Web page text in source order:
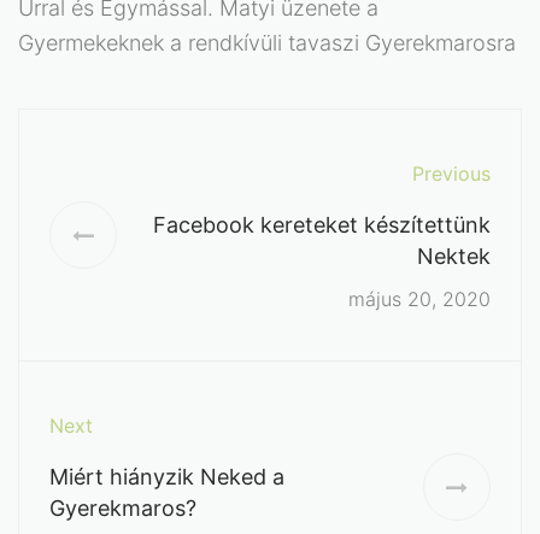
Úrral és Egymással. Matyi üzenete a
Gyermekeknek a rendkívüli tavaszi Gyerekmarosra
Previous
Facebook kereteket készítettünk
Nektek
május 20, 2020
Next
Miért hiányzik Neked a
Gyerekmaros?